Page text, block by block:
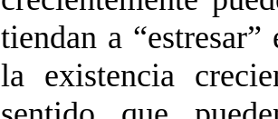
tiendan a
la existencia